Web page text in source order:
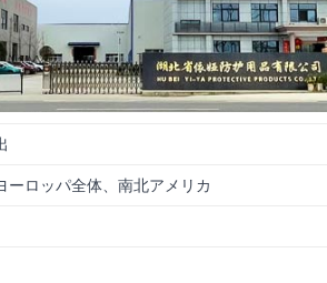
ーロッパ全体、南北アメリカ